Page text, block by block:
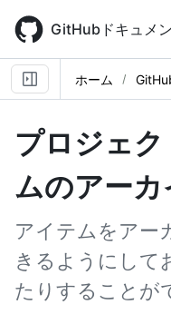
main
content
GitHubドキュメ
ホーム
プロジェ
ムのアー
アイテムをアー
きるようにして
たりすることが